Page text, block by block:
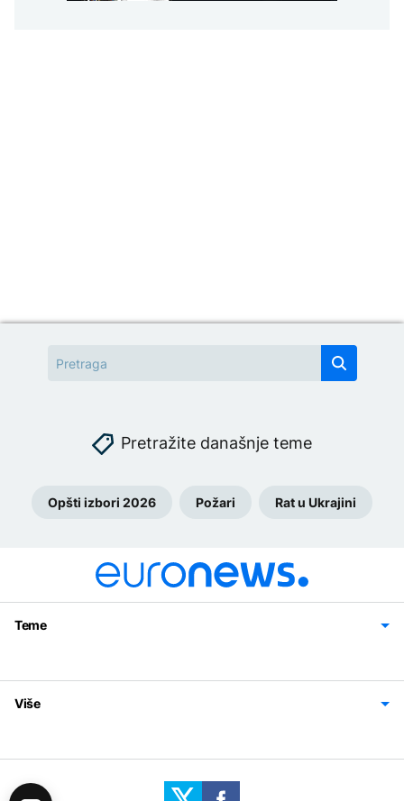
Pretražite današnje teme
Opšti izbori 2026 Požari Rat u Ukrajini
Teme
Svijet
Sport
Magazin
Više
Politika privatnosti
Uslovi korišćenja